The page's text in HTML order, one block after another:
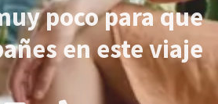
poco para que
en este viaje